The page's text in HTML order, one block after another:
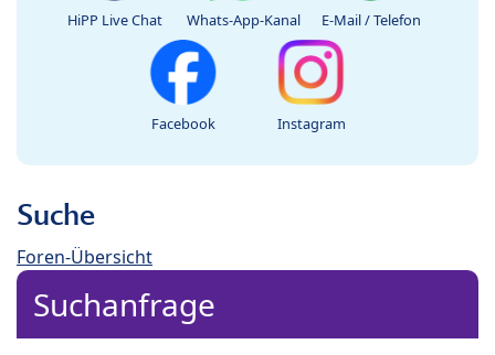
HiPP Live Chat Whats-App-Kanal E-Mail / Telefon
Facebook Instagram
Suche
Foren-Übersicht
Suchanfrage